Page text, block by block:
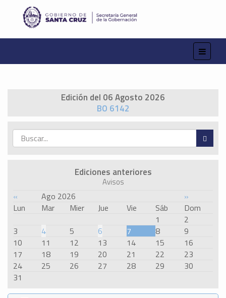
Edición del 06 Agosto 2026
BO 6142
Ediciones anteriores
Avisos
« Ago 2026
»
Lun
Mar Mier Jue Vie Sáb
Dom
1
2
3
4 5 6 7 8
9
10
11 12 13 14 15
16
17
18 19 20 21 22
23
24
25 26 27 28 29
30
31